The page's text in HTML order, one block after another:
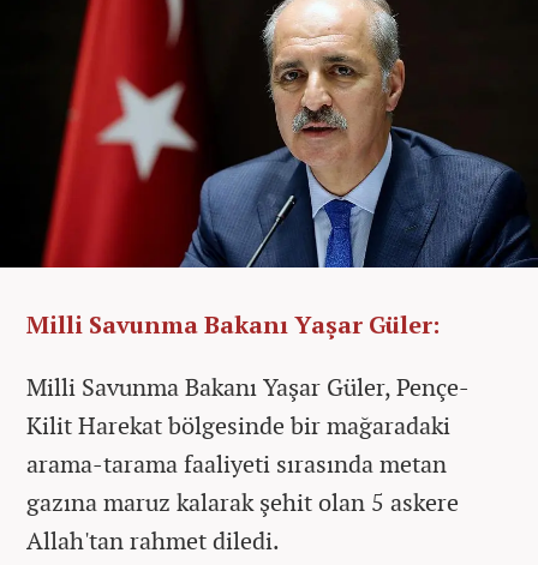
Milli Savunma Bakanı Yaşar Güler:
Milli Savunma Bakanı Yaşar Güler, Pençe-
Kilit Harekat bölgesinde bir mağaradaki
arama-tarama faaliyeti sırasında metan
gazına maruz kalarak şehit olan 5 askere
Allah'tan rahmet diledi.